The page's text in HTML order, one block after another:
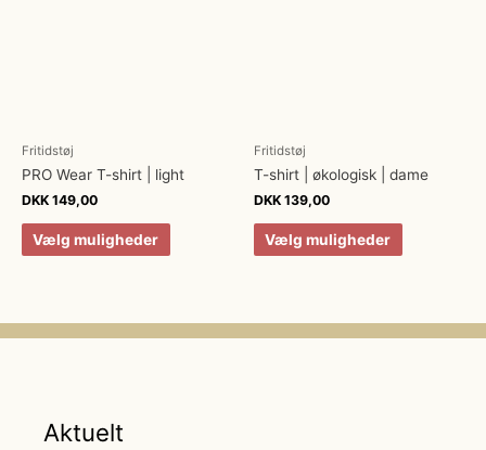
Fritidstøj
PRO Wear T-shirt | light
DKK 149,00
Vælg muligheder
Fritidstøj
T-shirt | økologisk | dame
DKK 139,00
Vælg muligheder
Aktuelt